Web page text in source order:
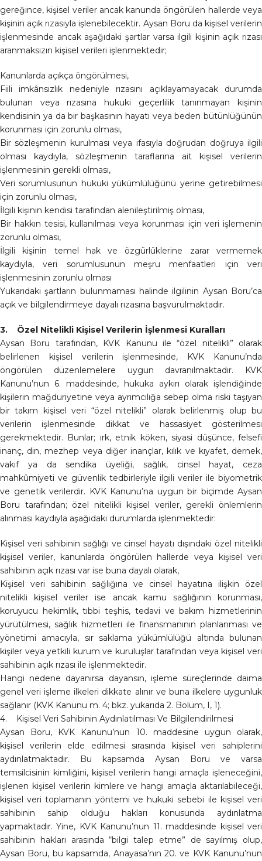
gereğince, kişisel veriler ancak kanunda öngörülen hallerde veya
kişinin açık rızasıyla işlenebilecektir. Aysan Boru da kişisel verilerin
işlenmesinde ancak aşağıdaki şartlar varsa ilgili kişinin açık rızası
aranmaksızın kişisel verileri işlenmektedir;
Kanunlarda açıkça öngörülmesi,
Fiili imkânsızlık nedeniyle rızasını açıklayamayacak durumda
bulunan veya rızasına hukuki geçerlilik tanınmayan kişinin
kendisinin ya da bir başkasının hayatı veya beden bütünlüğünün
korunması için zorunlu olması,
Bir sözleşmenin kurulması veya ifasıyla doğrudan doğruya ilgili
olması kaydıyla, sözleşmenin taraflarına ait kişisel verilerin
işlenmesinin gerekli olması,
Veri sorumlusunun hukuki yükümlülüğünü yerine getirebilmesi
için zorunlu olması,
İlgili kişinin kendisi tarafından alenileştirilmiş olması,
Bir hakkın tesisi, kullanılması veya korunması için veri işlemenin
zorunlu olması,
İlgili kişinin temel hak ve özgürlüklerine zarar vermemek
kaydıyla, veri sorumlusunun meşru menfaatleri için veri
işlenmesinin zorunlu olması
Yukarıdaki şartların bulunmaması halinde ilgilinin Aysan Boru’ca
açık ve bilgilendirmeye dayalı rızasına başvurulmaktadır.
3. Özel Nitelikli Kişisel Verilerin İşlenmesi Kuralları
Aysan Boru tarafından, KVK Kanunu ile “özel nitelikli” olarak
belirlenen kişisel verilerin işlenmesinde, KVK Kanunu’nda
öngörülen düzenlemelere uygun davranılmaktadır. KVK
Kanunu’nun 6. maddesinde, hukuka aykırı olarak işlendiğinde
kişilerin mağduriyetine veya ayrımcılığa sebep olma riski taşıyan
bir takım kişisel veri “özel nitelikli” olarak belirlenmiş olup bu
verilerin işlenmesinde dikkat ve hassasiyet gösterilmesi
gerekmektedir. Bunlar; ırk, etnik köken, siyasi düşünce, felsefi
inanç, din, mezhep veya diğer inançlar, kılık ve kıyafet, dernek,
vakıf ya da sendika üyeliği, sağlık, cinsel hayat, ceza
mahkûmiyeti ve güvenlik tedbirleriyle ilgili veriler ile biyometrik
ve genetik verilerdir. KVK Kanunu’na uygun bir biçimde Aysan
Boru tarafından; özel nitelikli kişisel veriler, gerekli önlemlerin
alınması kaydıyla aşağıdaki durumlarda işlenmektedir:
Kişisel veri sahibinin sağlığı ve cinsel hayatı dışındaki özel nitelikli
kişisel veriler, kanunlarda öngörülen hallerde veya kişisel veri
sahibinin açık rızası var ise buna dayalı olarak,
Kişisel veri sahibinin sağlığına ve cinsel hayatına ilişkin özel
nitelikli kişisel veriler ise ancak kamu sağlığının korunması,
koruyucu hekimlik, tıbbi teşhis, tedavi ve bakım hizmetlerinin
yürütülmesi, sağlık hizmetleri ile finansmanının planlanması ve
yönetimi amacıyla, sır saklama yükümlülüğü altında bulunan
kişiler veya yetkili kurum ve kuruluşlar tarafından veya kişisel veri
sahibinin açık rızası ile işlenmektedir.
Hangi nedene dayanırsa dayansın, işleme süreçlerinde daima
genel veri işleme ilkeleri dikkate alınır ve buna ilkelere uygunluk
sağlanır (KVK Kanunu m. 4; bkz. yukarıda 2. Bölüm, I, 1).
4. Kişisel Veri Sahibinin Aydınlatılması Ve Bilgilendirilmesi
Aysan Boru, KVK Kanunu’nun 10. maddesine uygun olarak,
kişisel verilerin elde edilmesi sırasında kişisel veri sahiplerini
aydınlatmaktadır. Bu kapsamda Aysan Boru ve varsa
temsilcisinin kimliğini, kişisel verilerin hangi amaçla işleneceğini,
işlenen kişisel verilerin kimlere ve hangi amaçla aktarılabileceği,
kişisel veri toplamanın yöntemi ve hukuki sebebi ile kişisel veri
sahibinin sahip olduğu hakları konusunda aydınlatma
yapmaktadır. Yine, KVK Kanunu’nun 11. maddesinde kişisel veri
sahibinin hakları arasında “bilgi talep etme” de sayılmış olup,
Aysan Boru, bu kapsamda, Anayasa’nın 20. ve KVK Kanunu’nun